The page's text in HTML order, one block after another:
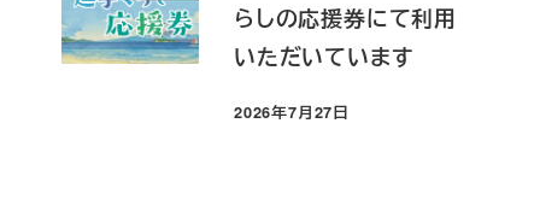
らしの応援券にて利用
いただいています
投稿日
2026年7月27日